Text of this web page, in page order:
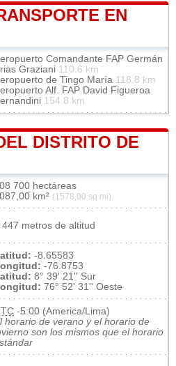
EN
Comandante FAP Germán
Graziani 110.6 km
de Tingo María 118.8 km
Alf. FAP David Figueroa
154.8 km
DISTRITO DE
700 hectáreas
km² (1578,00 sq mi)
447 metros de altitud
-8.65583
-76.8753
8° 39' 21'' Sur
76° 52' 31'' Oeste
-5:00 (America/Lima)
horario de verano y el horario de
son los mismos que el horario